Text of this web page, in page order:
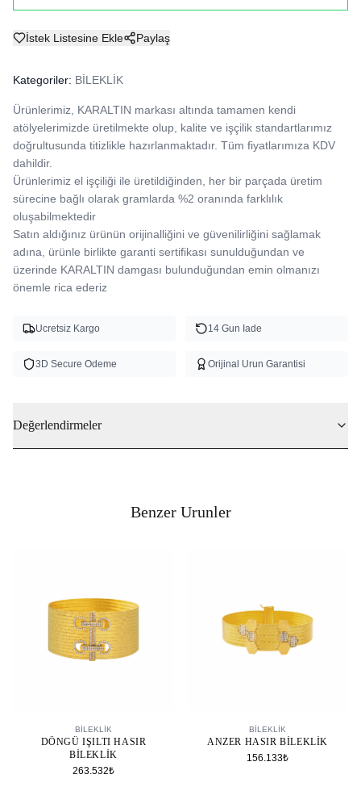
İstek Listesine Ekle Paylaş
Kategoriler: BİLEKLİK
Ürünlerimiz, KARALTIN markası altında tamamen kendi
atölyelerimizde üretilmekte olup, kalite ve işçilik standartlarımız
doğrultusunda titizlikle hazırlanmaktadır. Tüm fiyatlarımıza KDV
dahildir.
Ürünlerimiz el işçiliği ile üretildiğinden, her bir parçada üretim
sürecine bağlı olarak gramlarda %2 oranında farklılık
oluşabilmektedir
Satın aldığınız ürünün orijinalliğini ve güvenilirliğini sağlamak
adına, ürünle birlikte garanti sertifikası sunulduğundan ve
üzerinde KARALTIN damgası bulunduğundan emin olmanızı
önemle rica ederiz
Ucretsiz Kargo 14 Gun Iade
3D Secure Odeme Orijinal Urun Garantisi
Değerlendirmeler
Benzer Urunler
BİLEKLİK
DÖNGÜ IŞILTI HASIR
BILEKLIK
263.532₺
BİLEKLİK
ANZER HASIR BILEKLIK
156.133₺